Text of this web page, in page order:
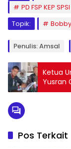
PD FSP KEP
Topik:
Penulis: Amsal
Ketua
Yusran
Pos Terkait